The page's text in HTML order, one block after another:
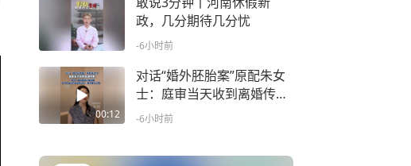
政，几分期待几分忧
-6小时前
00:12
对话“婚外胚胎案”原配朱女
士：庭审当天收到离婚传
票，男方一直辩解自己被网
-6小时前